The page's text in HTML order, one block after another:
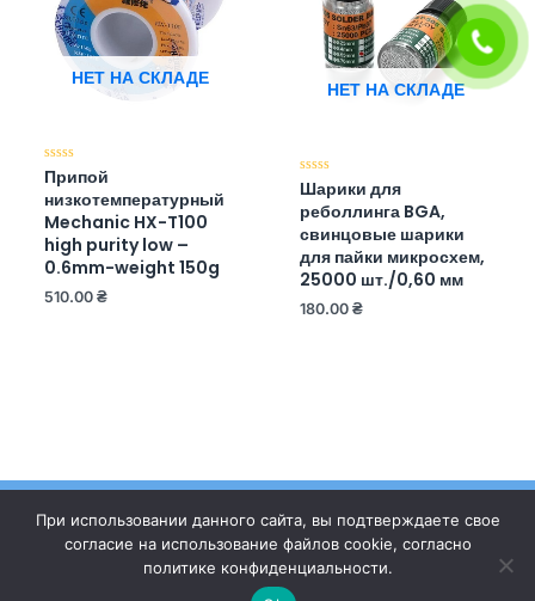
НЕТ НА СКЛАДЕ
Оценка
0
из
5
Припой
низкотемпературный
Mechanic HX-T100
high purity low –
0.6mm-weight 150g
510.00 ₴
НЕТ НА СКЛАДЕ
Оценка
0
из
5
Шарики для
реболлинга BGA,
свинцовые шарики
для пайки микросхем,
25000 шт./0,60 мм
180.00 ₴
При использовании данного сайта, вы подтверждаете свое
согласие на использование файлов cookie, согласно
политике конфиденциальности.